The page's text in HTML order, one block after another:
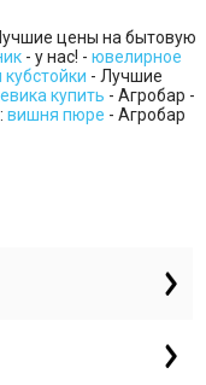
цены на бытовую
- у нас! - ювелирное
- Лучшие
купить - Агробар -
вишня пюре - Агробар